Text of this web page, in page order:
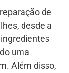
de
desde a
uma
Além disso,